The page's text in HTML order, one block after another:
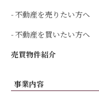
不動産を売りたい方へ
不動産を買いたい方へ
売買物件紹介
事業内容